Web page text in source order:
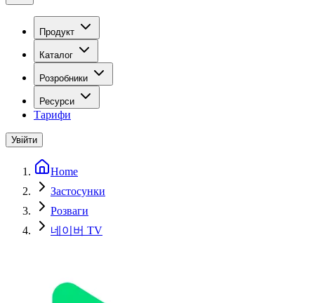
Продукт
Каталог
Розробники
Ресурси
Тарифи
Увійти
Home
Застосунки
Розваги
네이버 TV